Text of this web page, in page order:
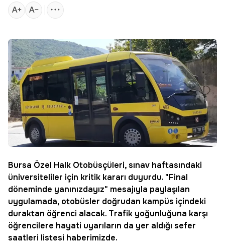
Bursa Özel Halk Otobüsçüleri, sınav haftasındaki
üniversiteliler için kritik kararı duyurdu. "Final
döneminde yanınızdayız" mesajıyla paylaşılan
uygulamada, otobüsler doğrudan kampüs içindeki
duraktan öğrenci alacak. Trafik yoğunluğuna karşı
öğrencilere hayati uyarıların da yer aldığı sefer
saatleri listesi haberimizde.